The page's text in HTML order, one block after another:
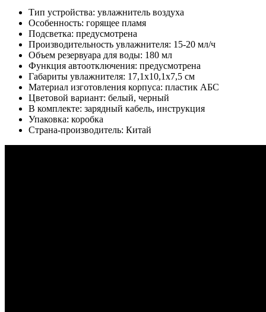
Тип устройства: увлажнитель воздуха
Особенность: горящее пламя
Подсветка: предусмотрена
Производительность увлажнителя: 15-20 мл/ч
Объем резервуара для воды: 180 мл
Функция автоотключения: предусмотрена
Габариты увлажнителя: 17,1х10,1х7,5 см
Материал изготовления корпуса: пластик АБС
Цветовой вариант: белый, черный
В комплекте: зарядный кабель, инструкция
Упаковка: коробка
Страна-производитель: Китай